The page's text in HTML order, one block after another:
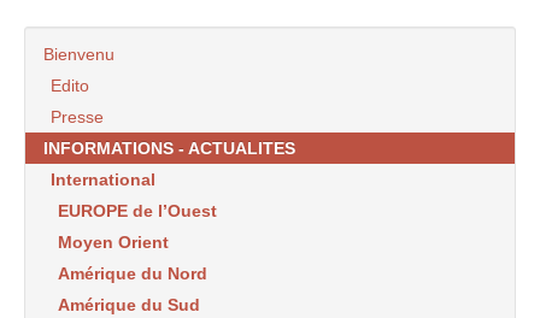
Bienvenu
Edito
Presse
INFORMATIONS - ACTUALITES
International
EUROPE de l’Ouest
Moyen Orient
Amérique du Nord
Amérique du Sud